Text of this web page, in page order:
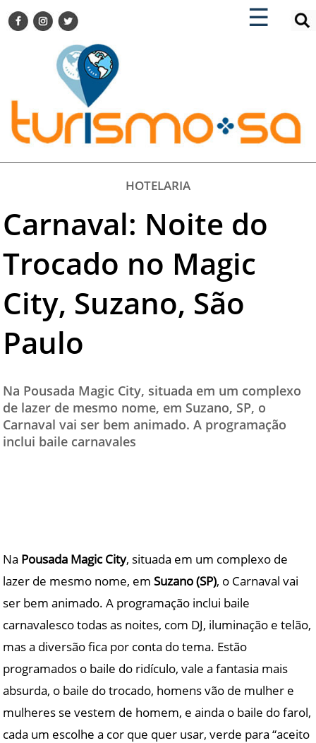
☰
×
TURISMO SA FOR BUSINESS
DESTINOS NACIONAIS
DESTINOS INTERNACIONAIS
CITY BREAK
TURISMO E MERCADO
EVENTOS
HOTELARIA
DICAS
TURISMO SA TV
PARCEIROS
QUEM SOMOS - EQUIPE
CONTATO
×
ENCONTRE SUA NOTÍCIA
HOTELARIA
Carnaval: Noite do
Trocado no Magic
City, Suzano, São
Paulo
Na Pousada Magic City, situada em um complexo
de lazer de mesmo nome, em Suzano, SP, o
Carnaval vai ser bem animado. A programação
inclui baile carnavales
Na Pousada Magic City, situada em um complexo de
lazer de mesmo nome, emSuzano (SP), o Carnaval vai
ser bem animado. A programação inclui baile
carnavalesco todas as noites, com DJ, iluminação e telão,
mas a diversão fica por conta do tema. Estão
programados o baile do ridículo, vale a fantasia mais
absurda, o baile do trocado, homens vão de mulher e
mulheres se vestem de homem, e ainda o baile do farol,
cada um escolhe a cor que quer usar, verde para “aceito